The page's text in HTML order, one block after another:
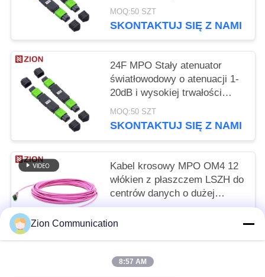
1-20dB i Niską Stratą
Wtrąceniową
MOQ:50 SZT
SKONTAKTUJ SIĘ Z NAMI
24F MPO Stały atenuator
światłowodowy o atenuacji 1-
20dB i wysokiej trwałości
parzenia
MOQ:50 SZT
SKONTAKTUJ SIĘ Z NAMI
Kabel krosowy MPO OM4 12
włókien z płaszczem LSZH do
centrów danych o dużej
gęstości
SKONTAKTUJ SIĘ Z NAMI
Zion Communication
8:57 AM